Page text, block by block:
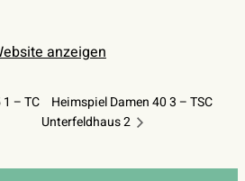
anzeigen
– TC
Heimspiel Damen 40 3 – TSC
Unterfeldhaus 2